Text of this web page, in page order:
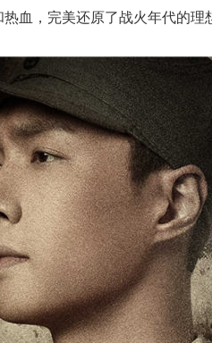
血，完美还原了战火年代的理